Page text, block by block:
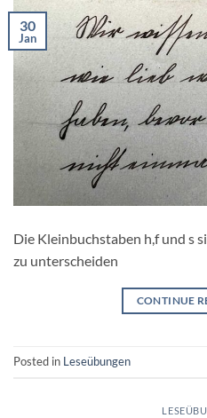
30
Jan
Die Kleinbuchstaben h,f und s
zu unterscheiden
CONTINUE
Posted in Leseübungen